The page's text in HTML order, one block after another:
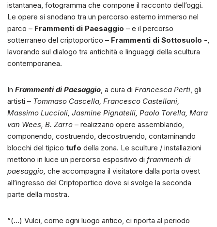
istantanea, fotogramma che compone il racconto dell’oggi.
Le opere si snodano tra un percorso esterno immerso nel
parco – Frammenti di Paesaggio – e il percorso
sotterraneo del criptoportico – Frammenti di Sottosuolo -,
lavorando sul dialogo tra antichità e linguaggi della scultura
contemporanea.
In Frammenti di Paesaggio, a cura di Francesca Perti, gli
artisti – Tommaso Cascella, Francesco Castellani,
Massimo Luccioli, Jasmine Pignatelli, Paolo Torella, Mara
van Wees, B. Zarro – realizzano opere assemblando,
componendo, costruendo, decostruendo, contaminando
blocchi del tipico tufo della zona. Le sculture / installazioni
mettono in luce un percorso espositivo di frammenti di
paesaggio, che accompagna il visitatore dalla porta ovest
all’ingresso del Criptoportico dove si svolge la seconda
parte della mostra.
“(…) Vulci, come ogni luogo antico, ci riporta al periodo